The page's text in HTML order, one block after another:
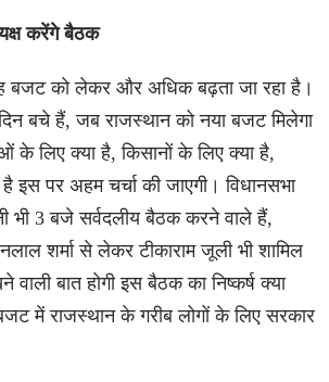
करेंगे बैठक
बजट को लेकर और अधिक बढ़ता जा रहा है।
बचे हैं, जब राजस्थान को नया बजट मिलेगा
लिए क्या है, किसानों के लिए क्या है,
इस पर अहम चर्चा की जाएगी। विधानसभा
भी 3 बजे सर्वदलीय बैठक करने वाले हैं,
शर्मा से लेकर टीकाराम जूली भी शामिल
बात होगी इस बैठक का निष्कर्ष क्या
में राजस्थान के गरीब लोगों के लिए सरकार